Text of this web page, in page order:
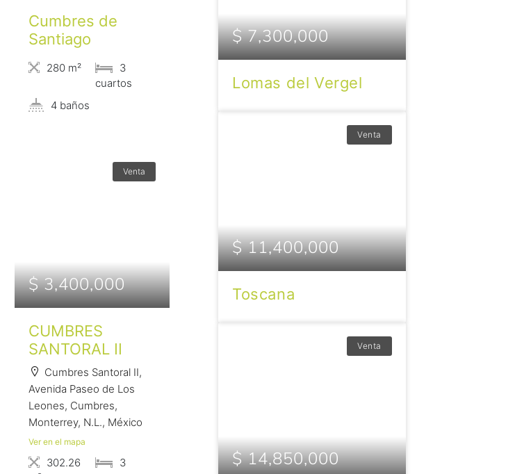
Cumbres de
Santiago
280 m²
3
сuartos
4 baños
Venta
$ 3,400,000
CUMBRES
SANTORAL II
Cumbres Santoral II,
Avenida Paseo de Los
Leones, Cumbres,
Monterrey, N.L., México
Ver en el mapa
302.26
3
$ 7,300,000
Lomas del Vergel
Venta
$ 11,400,000
Toscana
Venta
$ 14,850,000